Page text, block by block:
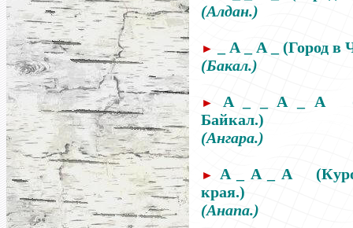
(Алдан.)
►
_ А _ А _ (Город в
(Бакал.)
►
А _ _ А _ А
Байкал.)
(Ангара.)
► А _ А _ А
края.)
(Анапа.)